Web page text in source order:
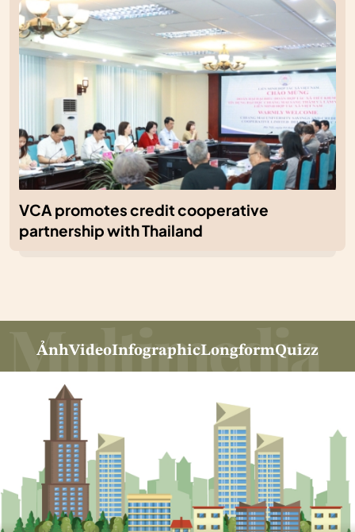
VCA promotes credit cooperative
partnership with Thailand
ẢnhVideoInfographicLongformQuizz